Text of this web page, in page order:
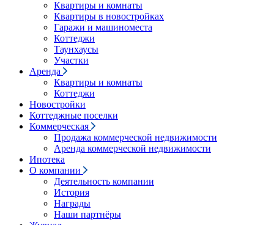
Квартиры и комнаты
Квартиры в новостройках
Гаражи и машиноместа
Коттеджи
Таунхаусы
Участки
Аренда
Квартиры и комнаты
Коттеджи
Новостройки
Коттеджные поселки
Коммерческая
Продажа коммерческой недвижимости
Аренда коммерческой недвижимости
Ипотека
О компании
Деятельность компании
История
Награды
Наши партнёры